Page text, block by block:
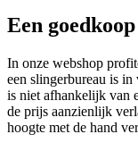
Een
In onze webshop
een slingerbureau is
is niet afhankelijk van
de prijs aanzienlijk
hoogte met de hand